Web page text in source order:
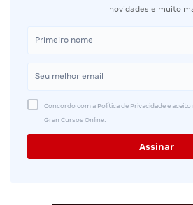
novidades e muito
Concordo com a Política de Privacidade e
Gran Cursos Online.